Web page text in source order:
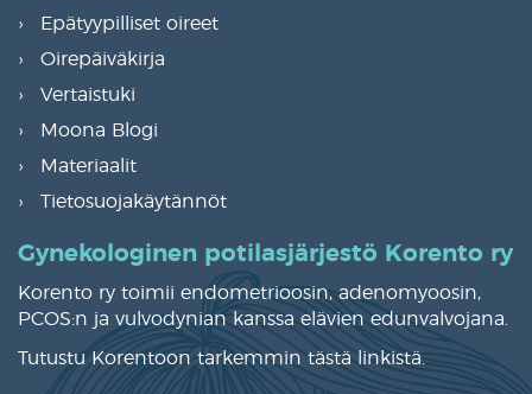
Epätyypilliset oireet
Oirepäiväkirja
Vertaistuki
Moona Blogi
Materiaalit
Tietosuojakäytännöt
Gynekologinen potilasjärjestö Korento ry
Korento ry toimii endometrioosin, adenomyoosin,
PCOS:n ja vulvodynian kanssa elävien edunvalvojana.
Tutustu Korentoon tarkemmintästä linkistä.